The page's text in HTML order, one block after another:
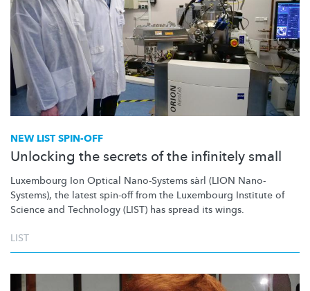
NEW LIST SPIN-OFF
Unlocking the secrets of the infinitely small
Luxembourg Ion Optical Nano-Systems sàrl (LION Nano-
Systems), the latest spin-off from the Luxembourg Institute of
Science and Technology (LIST) has spread its wings.
LIST